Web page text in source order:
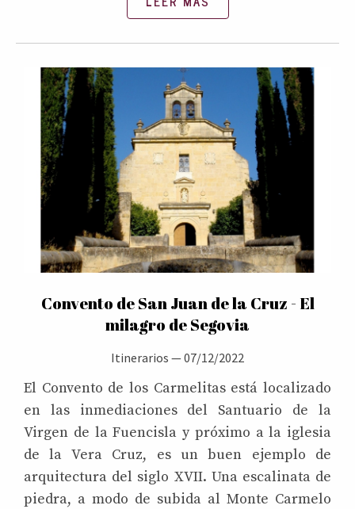
Convento de San Juan de la Cruz - El
milagro de Segovia
Itinerarios —07/12/2022
El Convento de los Carmelitas está localizado
en las inmediaciones del Santuario de la
Virgen de la Fuencisla y próximo a la iglesia
de la Vera Cruz, es un buen ejemplo de
arquitectura del siglo XVII. Una escalinata de
piedra, a modo de subida al Monte Carmelo